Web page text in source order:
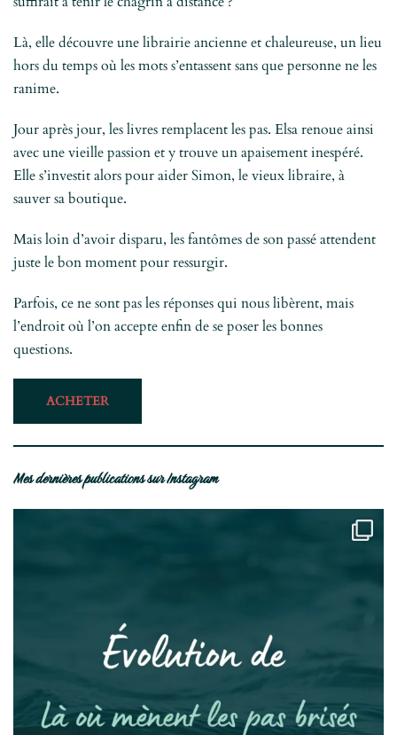
Là, elle découvre une librairie ancienne et chaleureuse, un lieu
hors du temps où les mots s’entassent sans que personne ne les
ranime.
Jour après jour, les livres remplacent les pas. Elsa renoue ainsi
avec une vieille passion et y trouve un apaisement inespéré.
Elle s’investit alors pour aider Simon, le vieux libraire, à
sauver sa boutique.
Mais loin d’avoir disparu, les fantômes de son passé attendent
juste le bon moment pour ressurgir.
Parfois, ce ne sont pas les réponses qui nous libèrent, mais
l’endroit où l’on accepte enfin de se poser les bonnes
questions.
ACHETER
Mes dernières publications sur Instagram